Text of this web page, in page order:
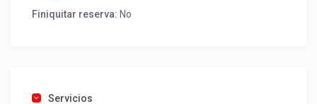
Finiquitar reserva: No
Servicios